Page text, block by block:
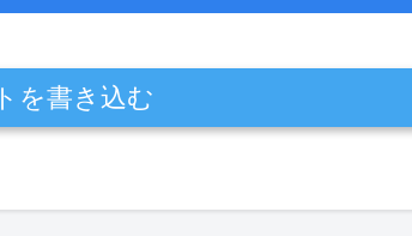
を書き込む